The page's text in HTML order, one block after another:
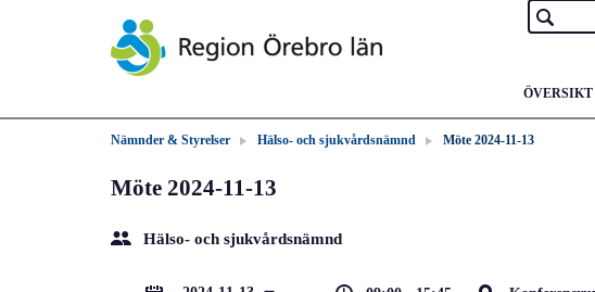
ÖVERSIKT
Nämnder & Styrelser Hälso- och sjukvårdsnämnd Möte 2024-11-13
Möte 2024-11-13
Hälso- och sjukvårdsnämnd